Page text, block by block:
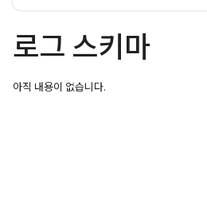
로그 스키마
아직 내용이 없습니다.